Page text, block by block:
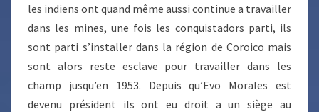
les indiens ont quand même aussi continue a travailler
dans les mines, une fois les conquistadors parti, ils
sont parti s’installer dans la région de Coroico mais
sont alors reste esclave pour travailler dans les
champ jusqu’en 1953. Depuis qu’Evo Morales est
devenu président ils ont eu droit a un siège au